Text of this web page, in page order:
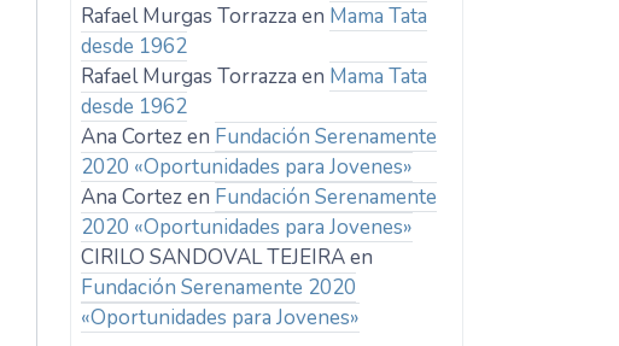
Rafael Murgas Torrazza en Mama Tata
desde 1962
Rafael Murgas Torrazza en Mama Tata
desde 1962
Ana Cortezen Fundación Serenamente
2020 «Oportunidades para Jovenes»
Ana Cortezen Fundación Serenamente
2020 «Oportunidades para Jovenes»
CIRILO SANDOVAL TEJEIRAen
Fundación Serenamente 2020
«Oportunidades para Jovenes»